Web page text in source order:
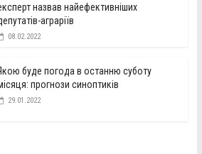
назвав найефективніших
аграріїв
08.02.2022
буде погода в останню суботу
прогнози синоптиків
29.01.2022